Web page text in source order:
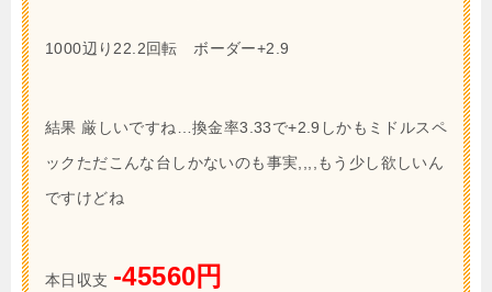
1000辺り22.2回転 ボーダー+2.9
結果 厳しいですね…換金率3.33で+2.9しかもミドルスペ
ックただこんな台しかないのも事実,,,,もう少し欲しいん
ですけどね
本日収支 -45560円